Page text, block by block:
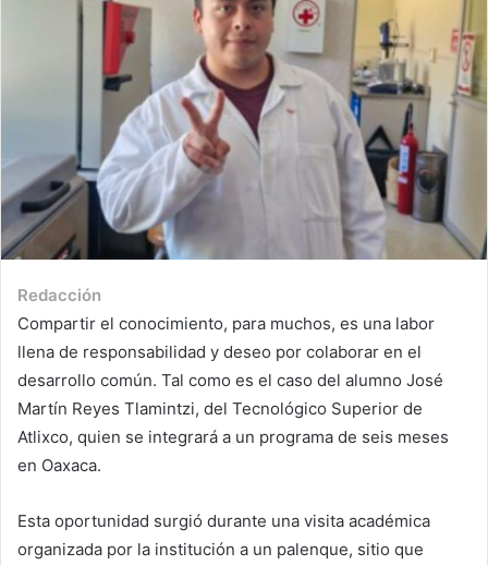
Redacción
Compartir el conocimiento, para muchos, es una labor
llena de responsabilidad y deseo por colaborar en el
desarrollo común. Tal como es el caso del alumno José
Martín Reyes Tlamintzi, del Tecnológico Superior de
Atlixco, quien se integrará a un programa de seis meses
en Oaxaca.
Esta oportunidad surgió durante una visita académica
organizada por la institución a un palenque, sitio que